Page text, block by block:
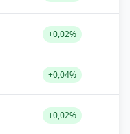
+0,02%
+0,04%
+0,02%